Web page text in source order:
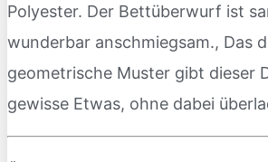
Polyester. Der Bettüberwurf ist
wunderbar anschmiegsam., Das
geometrische Muster gibt dieser
gewisse Etwas, ohne dabei